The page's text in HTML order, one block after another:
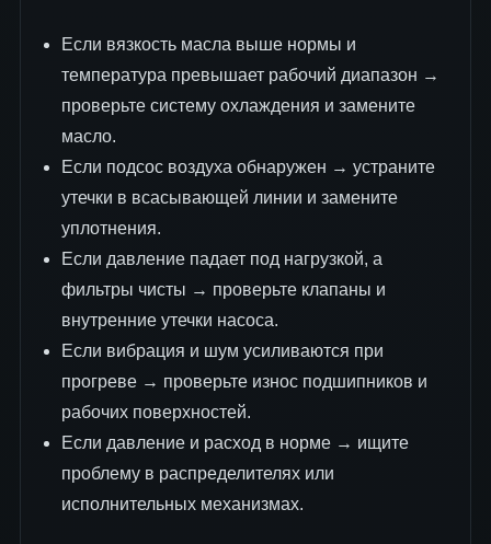
Если вязкость масла выше нормы и
температура превышает рабочий диапазон →
проверьте систему охлаждения и замените
масло.
Если подсос воздуха обнаружен → устраните
утечки в всасывающей линии и замените
уплотнения.
Если давление падает под нагрузкой, а
фильтры чисты → проверьте клапаны и
внутренние утечки насоса.
Если вибрация и шум усиливаются при
прогреве → проверьте износ подшипников и
рабочих поверхностей.
Если давление и расход в норме → ищите
проблему в распределителях или
исполнительных механизмах.